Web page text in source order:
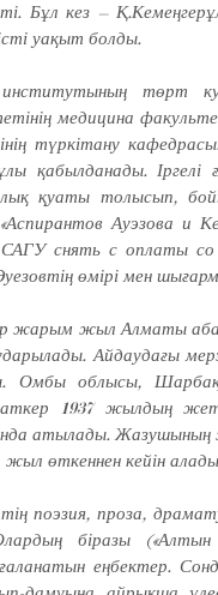
Бұл кез –
уақыт болды.
төрт
медицина
түркітану
қабылданады.
қуаты толысып,
Ауэзова и
снять с оп­латы со
өмірі мен
жарым жыл Алматы
Айдау­дағы
Омбы облысы,
1937 жылдың
атылады.
жыл өткеннен кейін
поэ­зия, про­за,
біра­зы («Алтын
ең­бектер.